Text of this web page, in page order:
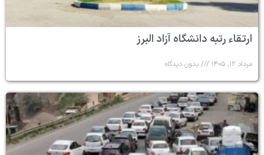
ارتقاء رتبه دانشگاه آزاد البرز
مرداد ۱۲, ۱۴۰۵ بدون دیدگاه